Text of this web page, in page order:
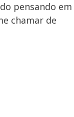
pensando em
chamar de